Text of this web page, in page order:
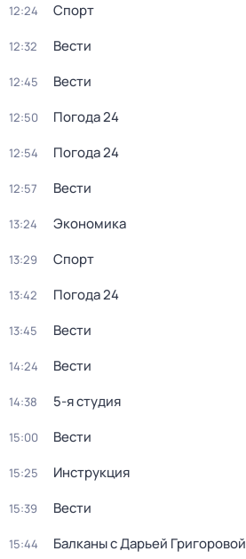
12:24 Спорт
12:32 Вести
12:45 Вести
12:50 Погода 24
12:54 Погода 24
12:57 Вести
13:24 Экономика
13:29 Спорт
13:42 Погода 24
13:45 Вести
14:24 Вести
14:38 5-я студия
15:00 Вести
15:25 Инструкция
15:39 Вести
15:44 Балканы с Дарьей Григоровой